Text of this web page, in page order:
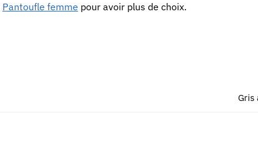
Pantoufle femme pour avoir plus de choix.
Gris